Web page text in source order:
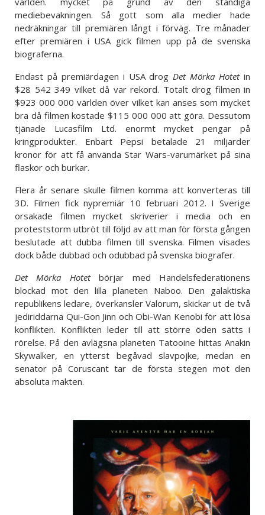
mediebevakningen. Så gott som alla medier hade
nedräkningar till premiären långt i förväg. Tre månader
efter premiären i USA gick filmen upp på de svenska
biograferna.
Endast på premiärdagen i USA drog Det Mörka Hotetin
$28 542 349 vilket då var rekord. Totalt drog filmen in
$923 000 000 världen över vilket kan anses som mycket
bra då filmen kostade $115 000 000 att göra. Dessutom
tjänade Lucasfilm Ltd. enormt mycket pengar på
kringprodukter. Enbart Pepsi betalade 21 miljarder
kronor för att få använda Star Wars-varumärket på sina
flaskor och burkar.
Flera år senare skulle filmen komma att konverteras till
3D. Filmen fick nypremiär 10 februari 2012. I Sverige
orsakade filmen mycket skriverier i media och en
proteststorm utbröt till följd av att man för första gången
beslutade att dubba filmen till svenska. Filmen visades
dock både dubbad och odubbad på svenska biografer.
Det Mörka Hotetbörjar med Handelsfederationens
blockad mot den lilla planeten Naboo. Den galaktiska
republikens ledare, överkansler Valorum, skickar ut de två
jediriddarna Qui-Gon Jinn och Obi-Wan Kenobi för att lösa
konflikten. Konflikten leder till att större öden sätts i
rörelse. På den avlägsna planeten Tatooine hittas Anakin
Skywalker, en ytterst begåvad slavpojke, medan en
senator på Coruscant tar de första stegen mot den
absoluta makten.